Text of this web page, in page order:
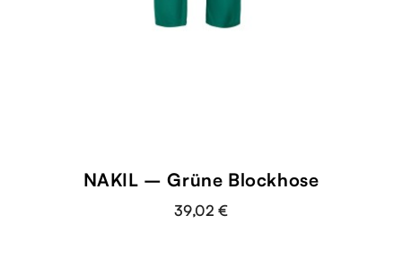
NAKIL – Grüne Blockhose
39,02 €